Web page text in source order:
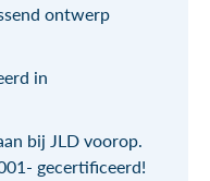
ontwerp
in
bij JLD voorop.
gecertificeerd!